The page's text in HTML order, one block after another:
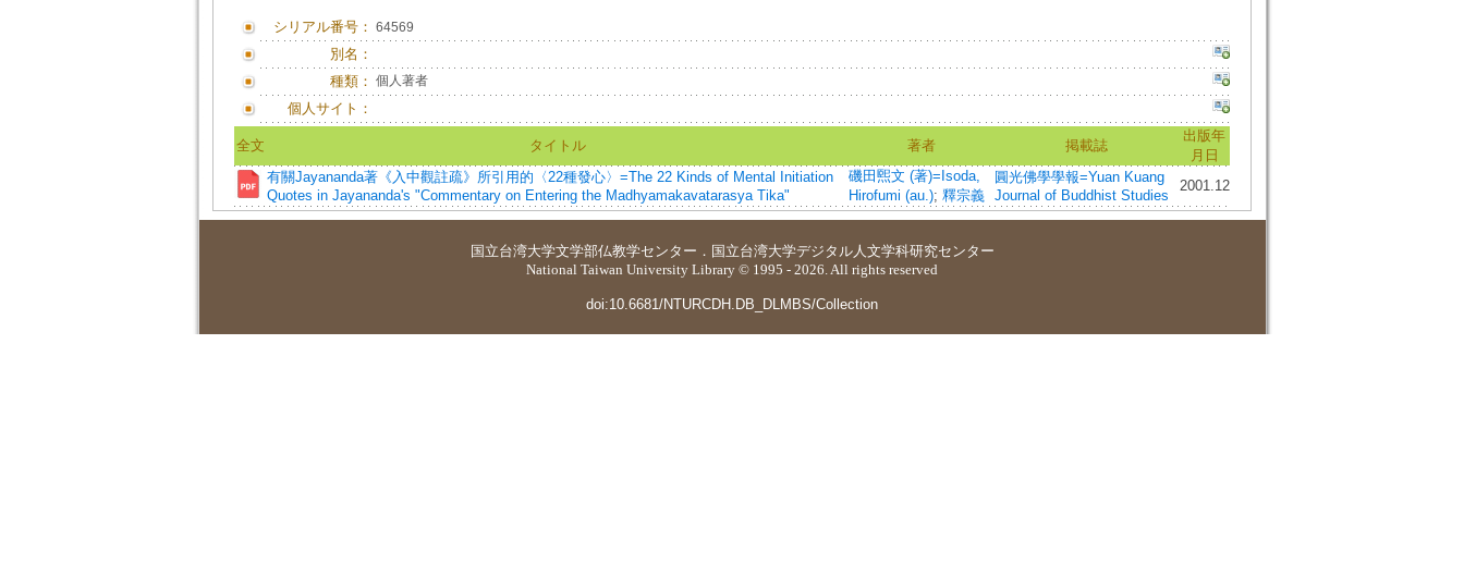
シリアル番号： 64569
別名：
種類： 個人著者
個人サイト：
全文 タイトル 著者 掲載誌
出版年
月日
有關Jayananda著《入中觀註疏》所引用的〈22種發心〉=The 22 Kinds of Mental Initiation
Quotes in Jayananda's "Commentary on Entering the Madhyamakavatarasya Tika"
磯田煕文 (著)=Isoda,
Hirofumi (au.); 釋宗義
圓光佛學學報=Yuan Kuang
Journal of Buddhist Studies
2001.12
国立台湾大学文学部仏教学センター ． 国立台湾大学デジタル人文学科研究センター
National Taiwan University Library © 1995 - 2026. All rights reserved
doi:10.6681/NTURCDH.DB_DLMBS/Collection